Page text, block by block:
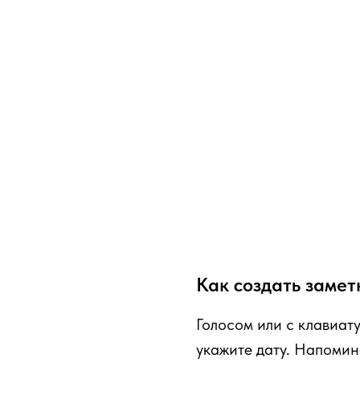
Голосом или с
укажите дату.
Как создать